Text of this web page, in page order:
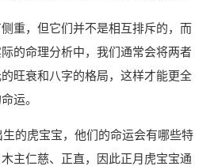
重，但它们并不是相互排斥的，而
的命理分析中，我们通常会将两者
旺衰和八字的格局，这样才能更全
运。
的虎宝宝，他们的命运会有哪些特
主仁慈、正直，因此正月虎宝宝通